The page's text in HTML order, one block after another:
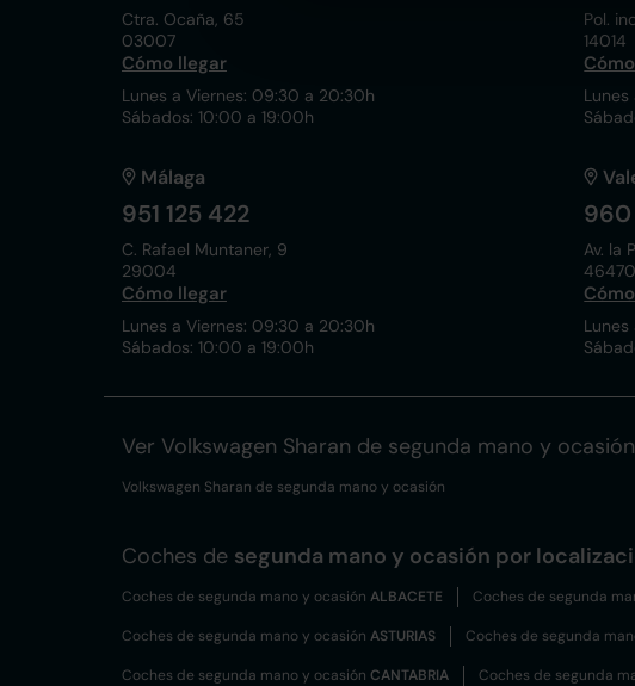
Ctra. Ocaña, 65
03007
Cómo llegar
Lunes a Viernes: 09:30 a 20:30h
Sábados: 10:00 a 19:00h
Pol.
14014
Málaga
951 125 422
C. Rafael Muntaner, 9
29004
Cómo llegar
Lunes a Viernes: 09:30 a 20:30h
Sábados: 10:00 a 19:00h
960
Av. la
46470
Ver Volkswagen Sharan de segunda mano y ocasión
Volkswagen Sharan de segunda mano y ocasión
Coches de segunda mano y ocasión por
Coches de segunda mano y ocasión ALBACETE Coches de segunda
Coches de segunda mano y ocasión ASTURIAS Coches de segunda
Coches de segunda mano y ocasión CANTABRIA Coches de segunda